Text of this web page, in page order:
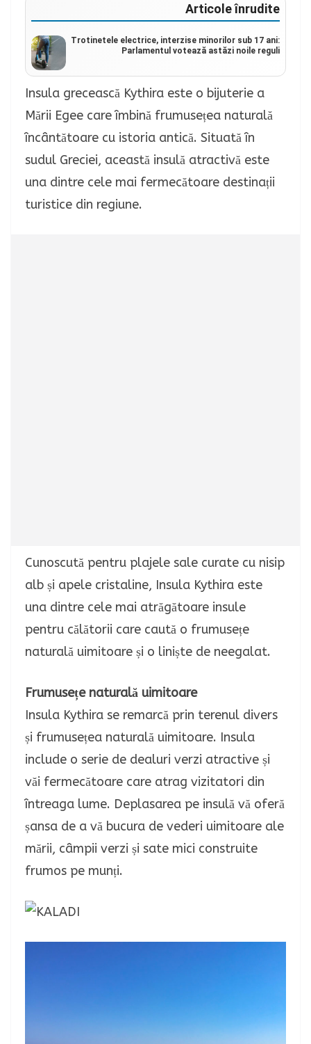
Articole înrudite
Trotinetele electrice, interzise minorilor sub 17 ani:
Parlamentul votează astăzi noile reguli
Insula grecească Kythira este o bijuterie a
Mării Egee care îmbină frumusețea naturală
încântătoare cu istoria antică. Situată în
sudul Greciei, această insulă atractivă este
una dintre cele mai fermecătoare destinații
turistice din regiune.
Cunoscută pentru plajele sale curate cu nisip
alb și apele cristaline, Insula Kythira este
una dintre cele mai atrăgătoare insule
pentru călătorii care caută o frumusețe
naturală uimitoare și o liniște de neegalat.
Frumusețe naturală uimitoare
Insula Kythira se remarcă prin terenul divers
și frumusețea naturală uimitoare. Insula
include o serie de dealuri verzi atractive și
văi fermecătoare care atrag vizitatori din
întreaga lume. Deplasarea pe insulă vă oferă
șansa de a vă bucura de vederi uimitoare ale
mării, câmpii verzi și sate mici construite
frumos pe munți.